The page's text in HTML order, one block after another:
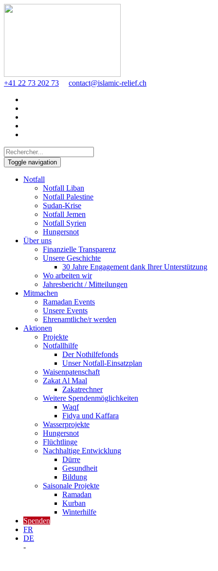
+41 22 73 202 73 contact@islamic-relief.ch
Toggle navigation
Notfall
Notfall Liban
Notfall Palestine
Sudan-Krise
Notfall Jemen
Notfall Syrien
Hungersnot
Über uns
Finanzielle Transparenz
Unsere Geschichte
30 Jahre Engagement dank Ihrer Unterstützung
Wo arbeiten wir
Jahresbericht / Mitteilungen
Mitmachen
Ramadan Events
Unsere Events
Ehrenamtliche/r werden
Aktionen
Projekte
Notfallhilfe
Der Nothilfefonds
Unser Notfall-Einsatzplan
Waisenpatenschaft
Zakat Al Maal
Zakatrechner
Weitere Spendenmöglichkeiten
Waqf
Fidya und Kaffara
Wasserprojekte
Hungersnot
Flüchtlinge
Nachhaltige Entwicklung
Dürre
Gesundheit
Bildung
Saisonale Projekte
Ramadan
Kurban
Winterhilfe
Spenden
FR
DE
-